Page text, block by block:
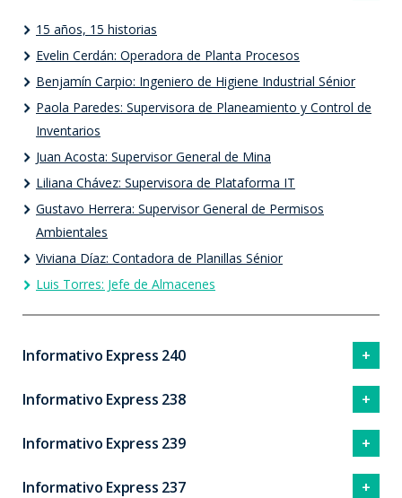
15 años, 15 historias
Evelin Cerdán: Operadora de Planta Procesos
Benjamín Carpio: Ingeniero de Higiene Industrial Sénior
Paola Paredes: Supervisora de Planeamiento y Control de
Inventarios
Juan Acosta: Supervisor General de Mina
Liliana Chávez: Supervisora de Plataforma IT
Gustavo Herrera: Supervisor General de Permisos
Ambientales
Viviana Díaz: Contadora de Planillas Sénior
Luis Torres: Jefe de Almacenes
Informativo Express 240
Informativo Express 238
Informativo Express 239
Informativo Express 237